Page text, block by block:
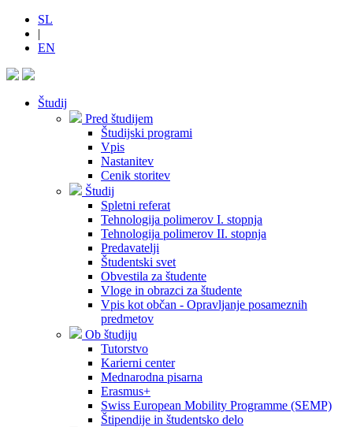
SL
|
EN
Študij
Pred študijem
Študijski programi
Vpis
Nastanitev
Cenik storitev
Študij
Spletni referat
Tehnologija polimerov I. stopnja
Tehnologija polimerov II. stopnja
Predavatelji
Študentski svet
Obvestila za študente
Vloge in obrazci za študente
Vpis kot občan - Opravljanje posameznih
predmetov
Ob študiju
Tutorstvo
Karierni center
Mednarodna pisarna
Erasmus+
Swiss European Mobility Programme (SEMP)
Štipendije in študentsko delo